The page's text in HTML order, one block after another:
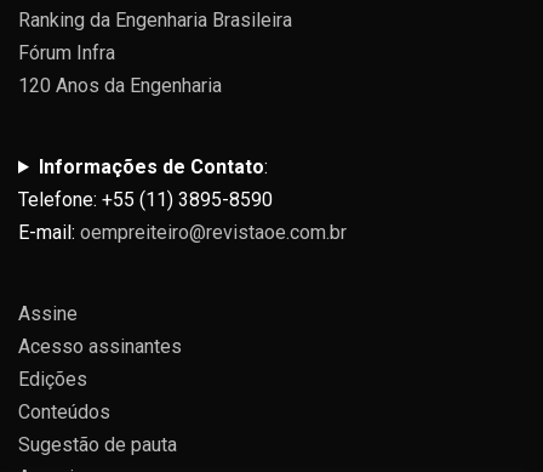
Ranking da Engenharia Brasileira
Fórum Infra
120 Anos da Engenharia
Informações de Contato:
Telefone: +55 (11) 3895-8590
E-mail: oempreiteiro@revistaoe.com.br
Assine
Acesso assinantes
Edições
Conteúdos
Sugestão de pauta